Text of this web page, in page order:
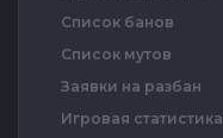
Список банов
Список мутов
Заявки на разбан
Игровая статистика